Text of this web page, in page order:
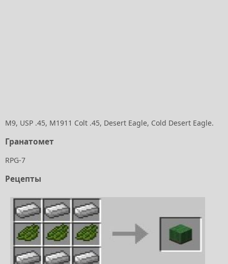
M9, USP .45, M1911 Colt .45, Desert Eagle, Cold Desert Eagle.
Гранатомет
RPG-7
Рецепты